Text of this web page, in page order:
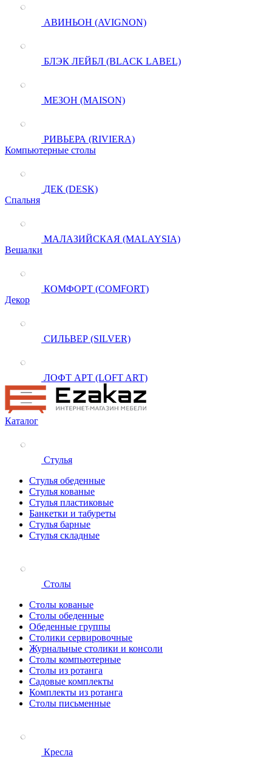
АВИНЬОН (AVIGNON)
БЛЭК ЛЕЙБЛ (BLACK LABEL)
МЕЗОН (MAISON)
РИВЬЕРА (RIVIERA)
Компьютерные столы
ДЕК (DESK)
Спальня
МАЛАЗИЙСКАЯ (MALAYSIA)
Вешалки
КОМФОРТ (COMFORT)
Декор
СИЛЬВЕР (SILVER)
ЛОФТ АРТ (LOFT ART)
Каталог
Стулья
Стулья обеденные
Стулья кованые
Стулья пластиковые
Банкетки и табуреты
Стулья барные
Стулья складные
Столы
Столы кованые
Столы обеденные
Обеденные группы
Столики сервировочные
Журнальные столики и консоли
Столы компьютерные
Столы из ротанга
Садовые комплекты
Комплекты из ротанга
Столы письменные
Кресла